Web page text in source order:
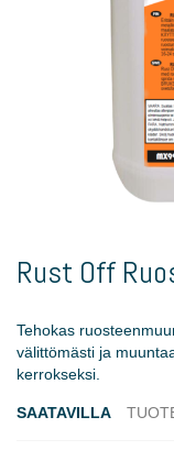
the
the
images
gallery
Rust Off
Tehokas
välittömästi ja
kerrokseksi.
SAATAVILLA